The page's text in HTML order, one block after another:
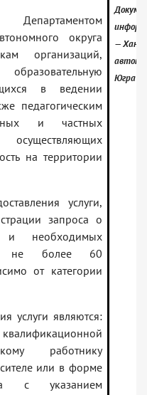
Департаментом
округа
организаций,
в ведении
педагогическим
и частных
на территории
услуги,
запроса о
и необходимых
не более 60
от категории
услуги являются:
работнику
или в форме
с указанием
—
Югра